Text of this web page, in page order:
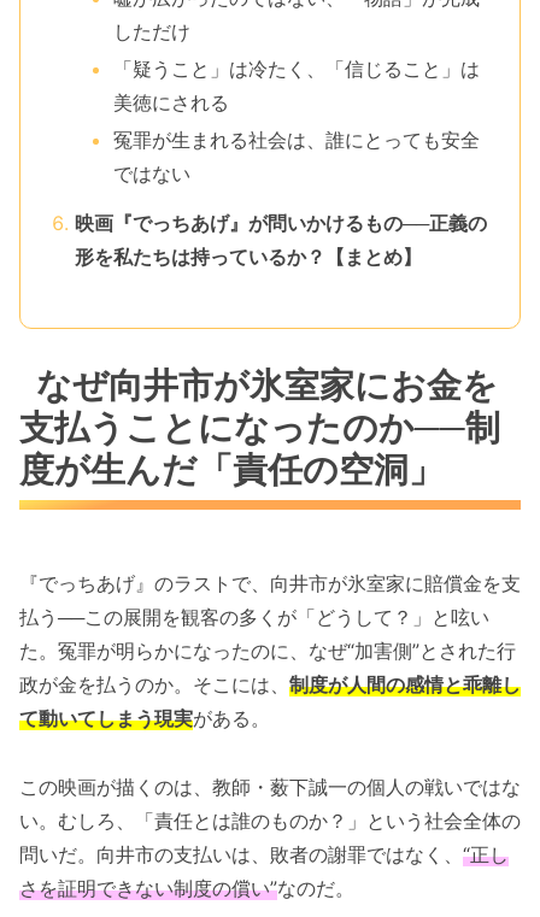
しただけ
「疑うこと」は冷たく、「信じること」は
美徳にされる
冤罪が生まれる社会は、誰にとっても安全
ではない
映画『でっちあげ』が問いかけるもの──正義の
形を私たちは持っているか？【まとめ】
なぜ向井市が氷室家にお金を
支払うことになったのか──制
度が生んだ「責任の空洞」
『でっちあげ』のラストで、向井市が氷室家に賠償金を支
払う──この展開を観客の多くが「どうして？」と呟い
た。冤罪が明らかになったのに、なぜ“加害側”とされた行
政が金を払うのか。そこには、 制度が人間の感情と乖離し
て動いてしまう現実がある。
この映画が描くのは、教師・薮下誠一の個人の戦いではな
い。むしろ、「責任とは誰のものか？」という社会全体の
問いだ。向井市の支払いは、敗者の謝罪ではなく、 “正し
さを証明できない制度の償い”なのだ。